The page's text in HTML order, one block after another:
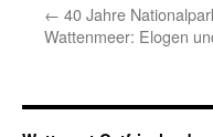
← 40 Jahre
Wattenmeer: Elogen